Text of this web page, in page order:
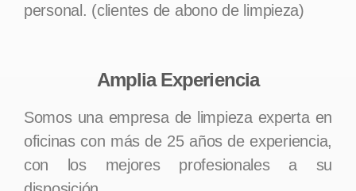
personal. (clientes de abono de limpieza)
Amplia Experiencia
Somos una empresa de limpieza experta en
oficinas con más de 25 años de experiencia,
con los mejores profesionales a su